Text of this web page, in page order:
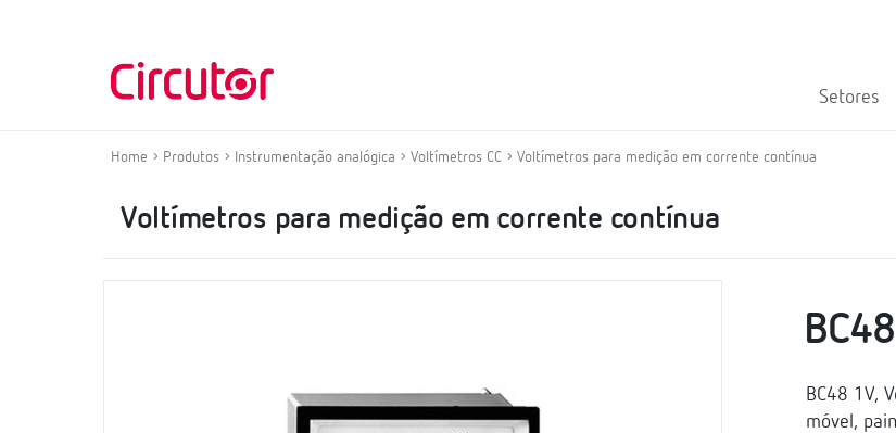
Setores
Home Produtos Instrumentação analógica Voltímetros CC Voltímetros para medição em corrente contínua
Voltímetros para medição em corrente contínua
BC48 1V,
móvel,